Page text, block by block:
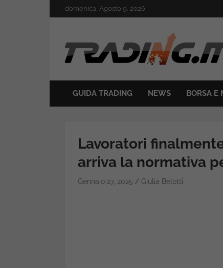
to
domenica, Agosto 9, 2026
Trading.it
GUIDA TRADING NEWS BORSA E
Lavoratori
arriva la normativa
Gennaio 27, 2025 Giulia Belotti